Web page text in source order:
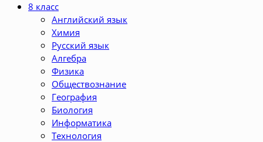
8 класс
Английский язык
Химия
Русский язык
Алгебра
Физика
Обществознание
География
Биология
Информатика
Технология